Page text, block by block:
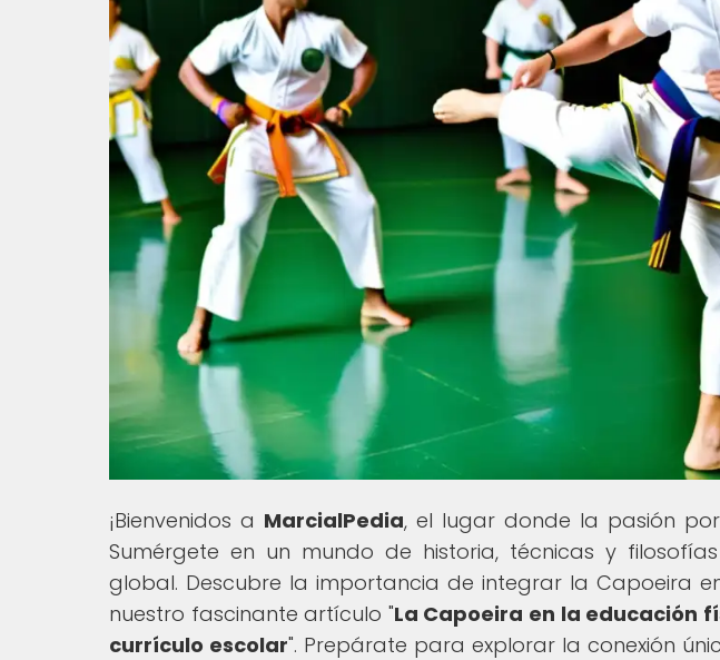
¡Bienvenidos a MarcialPedia, el lugar donde la pasión
Sumérgete en un mundo de historia, técnicas y
global. Descubre la importancia de integrar la Capoeira
nuestro fascinante artículo "La Capoeira en la educación
currículo escolar". Prepárate para explorar la conexión